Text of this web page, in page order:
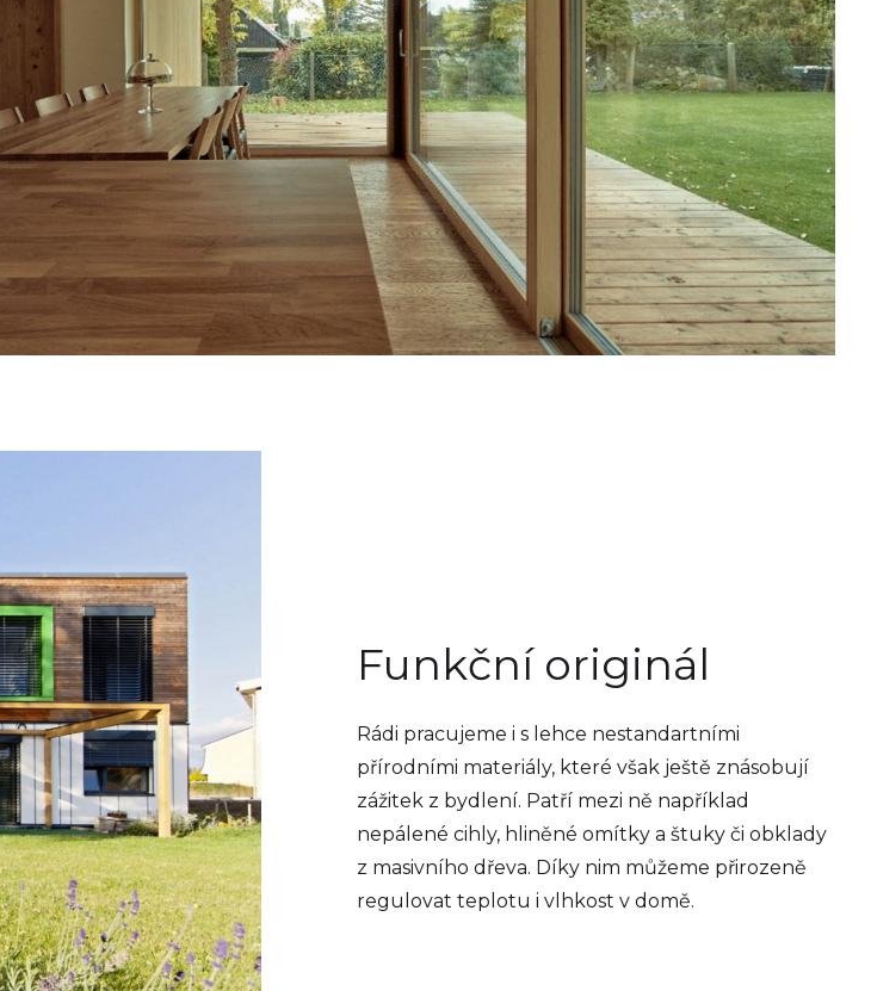
Funkční originál
Rádi pracujeme i s lehce nestandartními
přírodními materiály, které však ještě znásobují
zážitek z bydlení. Patří mezi ně například
nepálené cihly, hliněné omítky a štuky či obklady
z masivního dřeva. Díky nim můžeme přirozeně
regulovat teplotu i vlhkost v domě.